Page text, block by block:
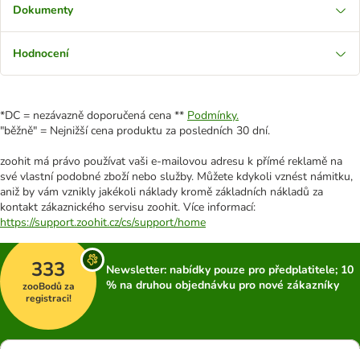
Dokumenty
Hodnocení
*DC = nezávazně doporučená cena ** Podmínky.
"běžně" = Nejnižší cena produktu za posledních 30 dní.
zoohit má právo používat vaši e-mailovou adresu k přímé reklamě na
své vlastní podobné zboží nebo služby. Můžete kdykoli vznést námitku,
aniž by vám vznikly jakékoli náklady kromě základních nákladů za
kontakt zákaznického servisu zoohit. Více informací:
https://support.zoohit.cz/cs/support/home
333
zooBodů za
registraci!
Newsletter: nabídky pouze pro předplatitele; 10
% na druhou objednávku pro nové zákazníky